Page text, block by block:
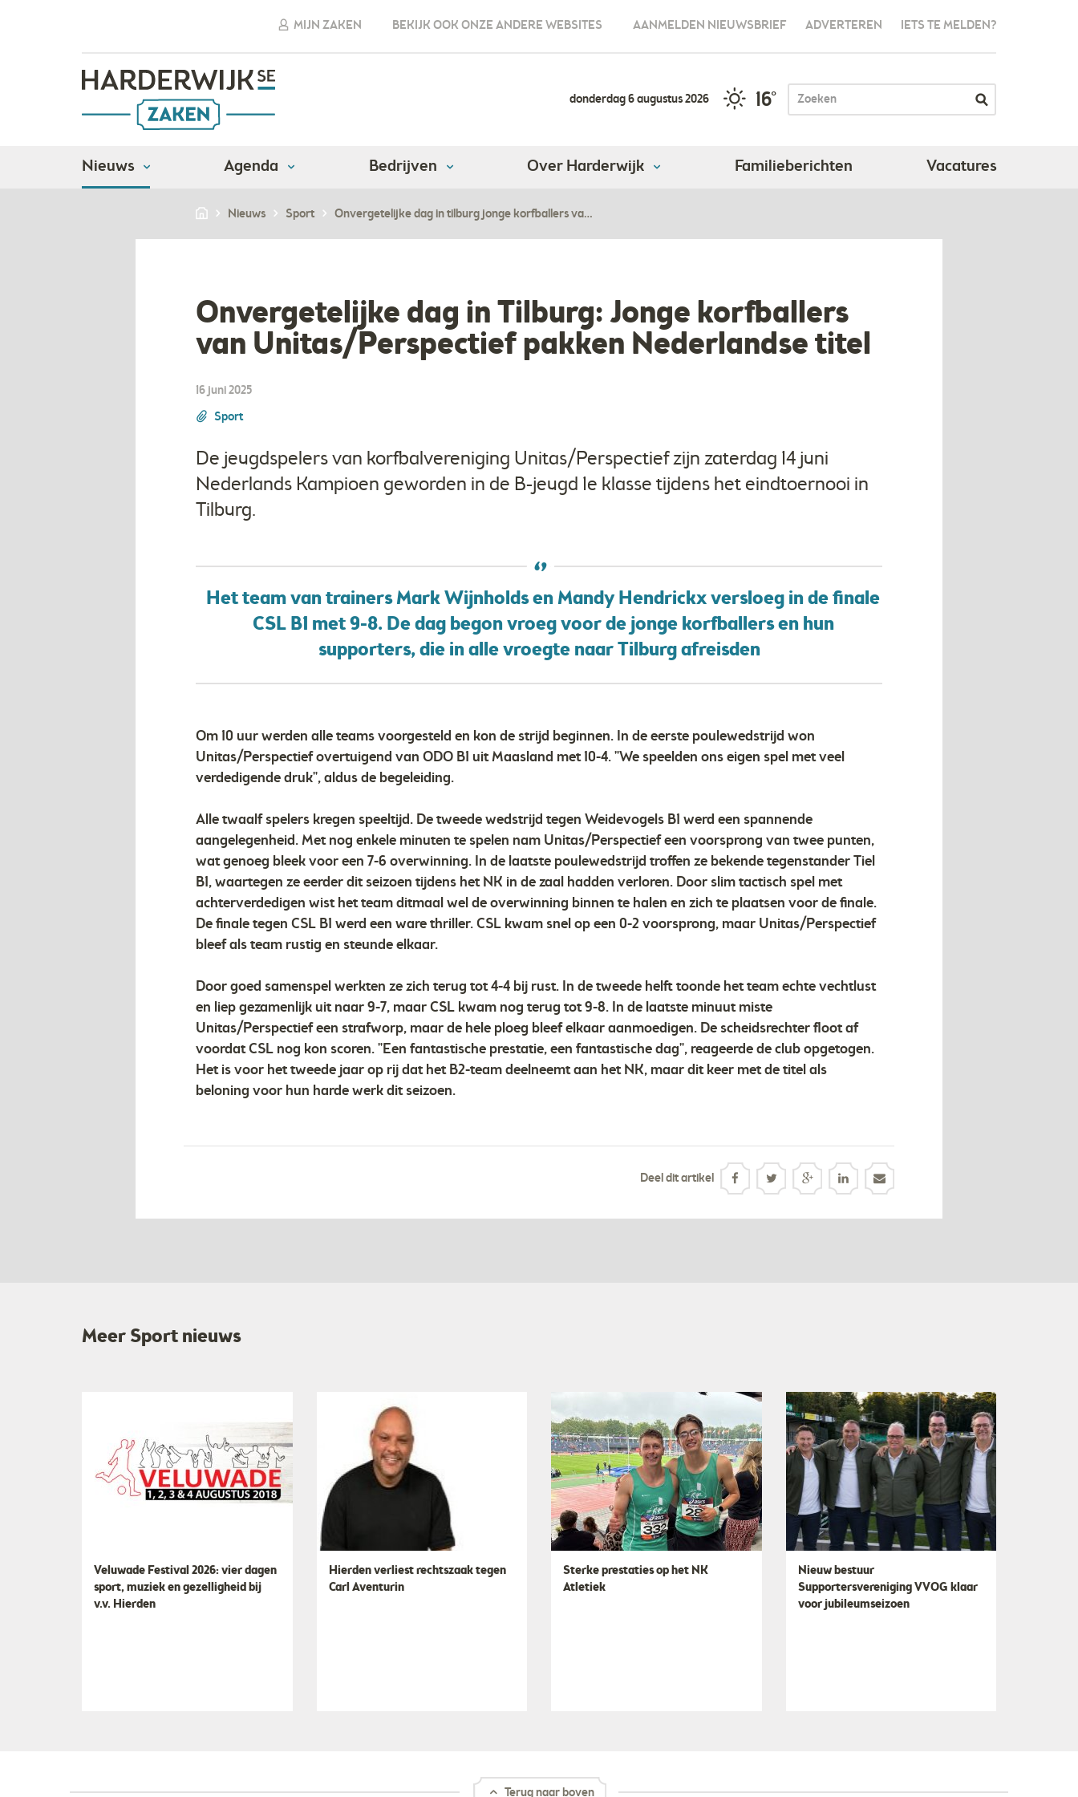
MIJN ZAKEN BEKIJK OOK ONZE ANDERE WEBSITES AANMELDEN NIEUWSBRIEF ADVERTEREN IETS TE MELDEN?
donderdag 6 augustus 2026 16°
Nieuws Agenda Bedrijven Over Harderwijk Familieberichten Vacatures
Nieuws Sport Onvergetelijke dag in tilburg jonge korfballers va…
Onvergetelijke dag in Tilburg: Jonge korfballers
van Unitas/Perspectief pakken Nederlandse titel
16 juni 2025
Sport
De jeugdspelers van korfbalvereniging Unitas/Perspectief zijn zaterdag 14 juni
Nederlands Kampioen geworden in de B-jeugd 1e klasse tijdens het eindtoernooi in
Tilburg.
Het team van trainers Mark Wijnholds en Mandy Hendrickx versloeg in de finale
CSL B1 met 9-8. De dag begon vroeg voor de jonge korfballers en hun
supporters, die in alle vroegte naar Tilburg afreisden
Om 10 uur werden alle teams voorgesteld en kon de strijd beginnen. In de eerste poulewedstrijd won
Unitas/Perspectief overtuigend van ODO B1 uit Maasland met 10-4. "We speelden ons eigen spel met veel
verdedigende druk", aldus de begeleiding.
Alle twaalf spelers kregen speeltijd. De tweede wedstrijd tegen Weidevogels B1 werd een spannende
aangelegenheid. Met nog enkele minuten te spelen nam Unitas/Perspectief een voorsprong van twee punten,
wat genoeg bleek voor een 7-6 overwinning. In de laatste poulewedstrijd troffen ze bekende tegenstander Tiel
B1, waartegen ze eerder dit seizoen tijdens het NK in de zaal hadden verloren. Door slim tactisch spel met
achterverdedigen wist het team ditmaal wel de overwinning binnen te halen en zich te plaatsen voor de finale.
De finale tegen CSL B1 werd een ware thriller. CSL kwam snel op een 0-2 voorsprong, maar Unitas/Perspectief
bleef als team rustig en steunde elkaar.
Door goed samenspel werkten ze zich terug tot 4-4 bij rust. In de tweede helft toonde het team echte vechtlust
en liep gezamenlijk uit naar 9-7, maar CSL kwam nog terug tot 9-8. In de laatste minuut miste
Unitas/Perspectief een strafworp, maar de hele ploeg bleef elkaar aanmoedigen. De scheidsrechter floot af
voordat CSL nog kon scoren. "Een fantastische prestatie, een fantastische dag", reageerde de club opgetogen.
Het is voor het tweede jaar op rij dat het B2-team deelneemt aan het NK, maar dit keer met de titel als
beloning voor hun harde werk dit seizoen.
Deel dit artikel
Meer Sport nieuws
Veluwade Festival 2026: vier dagen
sport, muziek en gezelligheid bij
v.v. Hierden
Hierden verliest rechtszaak tegen
Carl Aventurin
Sterke prestaties op het NK
Atletiek
Nieuw bestuur
Supportersvereniging VVOG klaar
voor jubileumseizoen
Terug naar boven